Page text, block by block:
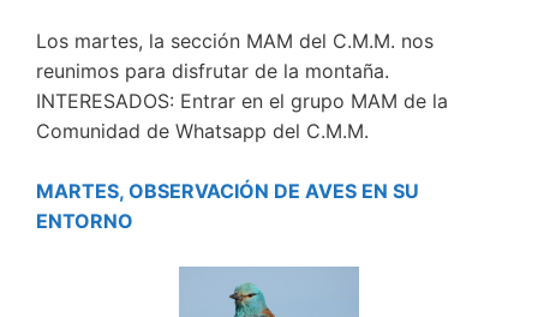
Los martes, la sección MAM del C.M.M. nos
reunimos para disfrutar de la montaña.
INTERESADOS: Entrar en el grupo MAM de la
Comunidad de Whatsapp del C.M.M.
MARTES, OBSERVACIÓN DE AVES EN SU
ENTORNO